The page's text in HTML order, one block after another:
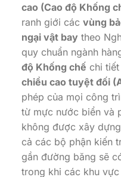
cao (Cao độ Khống
ranh giới các vùng
ngại vật baytheo
quy chuẩn ngành
độ Khống chế chi
chiều cao tuyệt đối
phép của mọi công
từ mực nước biển và
không được xây
cả các bộ phận kiến
gần đường băng sẽ
trong khi các khu